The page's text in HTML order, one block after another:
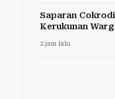
Saparan
Kerukunan
2 jam lalu